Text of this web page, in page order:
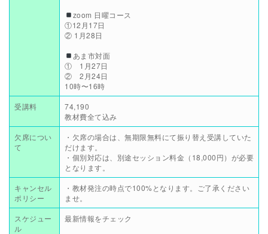
zoom 日曜コース
①12月17日
② 1月28日
あま市対面
① 1月27日
② 2月24日
10時〜16時
受講料
74,190
教材費全て込み
欠席につい
て
・欠席の場合は、無期限無料にて振り替え受講していた
だけます。
・個別対応は、別途セッション料金（18,000円）が必要
となります。
キャンセル
ポリシー
・教材発注の時点で100%となります。ご了承ください
ませ。
スケジュー
ル
最新情報をチェック